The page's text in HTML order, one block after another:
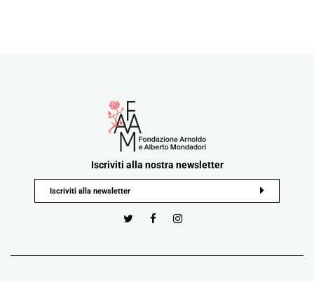
Iscriviti alla nostra newsletter